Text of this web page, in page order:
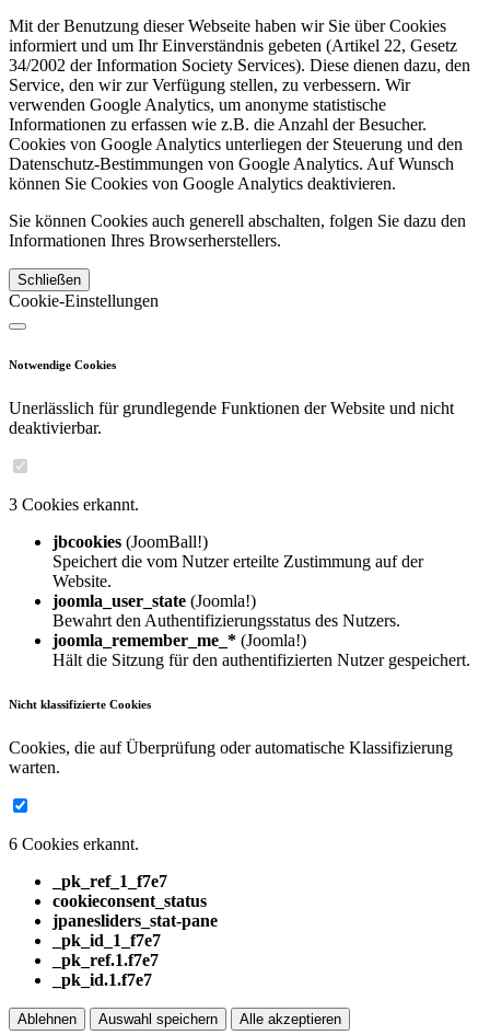
Mit der Benutzung dieser Webseite haben wir Sie über Cookies
informiert und um Ihr Einverständnis gebeten (Artikel 22, Gesetz
34/2002 der Information Society Services). Diese dienen dazu, den
Service, den wir zur Verfügung stellen, zu verbessern. Wir
verwenden Google Analytics, um anonyme statistische
Informationen zu erfassen wie z.B. die Anzahl der Besucher.
Cookies von Google Analytics unterliegen der Steuerung und den
Datenschutz-Bestimmungen von Google Analytics. Auf Wunsch
können Sie Cookies von Google Analytics deaktivieren.
Sie können Cookies auch generell abschalten, folgen Sie dazu den
Informationen Ihres Browserherstellers.
Schließen
Cookie-Einstellungen
Notwendige Cookies
Unerlässlich für grundlegende Funktionen der Website und nicht
deaktivierbar.
3 Cookies erkannt.
jbcookies (JoomBall!)
Speichert die vom Nutzer erteilte Zustimmung auf der
Website.
joomla_user_state (Joomla!)
Bewahrt den Authentifizierungsstatus des Nutzers.
joomla_remember_me_* (Joomla!)
Hält die Sitzung für den authentifizierten Nutzer gespeichert.
Nicht klassifizierte Cookies
Cookies, die auf Überprüfung oder automatische Klassifizierung
warten.
6 Cookies erkannt.
_pk_ref_1_f7e7
cookieconsent_status
jpanesliders_stat-pane
_pk_id_1_f7e7
_pk_ref.1.f7e7
_pk_id.1.f7e7
Ablehnen Auswahl speichern Alle akzeptieren